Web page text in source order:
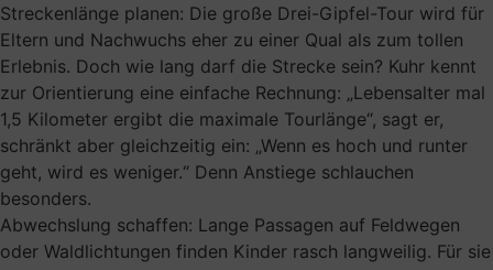
Streckenlänge planen: Die große Drei-Gipfel-Tour wird für
Eltern und Nachwuchs eher zu einer Qual als zum tollen
Erlebnis. Doch wie lang darf die Strecke sein? Kuhr kennt
zur Orientierung eine einfache Rechnung: „Lebensalter mal
1,5 Kilometer ergibt die maximale Tourlänge“, sagt er,
schränkt aber gleichzeitig ein: „Wenn es hoch und runter
geht, wird es weniger.“ Denn Anstiege schlauchen
besonders.
Abwechslung schaffen: Lange Passagen auf Feldwegen
oder Waldlichtungen finden Kinder rasch langweilig. Für sie